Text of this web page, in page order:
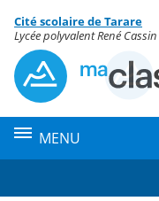
Menu de la rubrique
Contenu
Cité scolaire de Tarare
Lycée polyvalent René
MENU